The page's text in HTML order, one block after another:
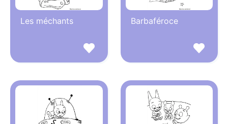
Les méchants Barbaféroce